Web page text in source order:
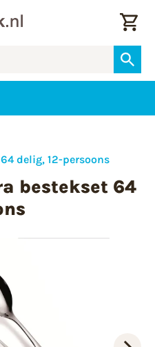
delig, 12-persoons
bestekset 64